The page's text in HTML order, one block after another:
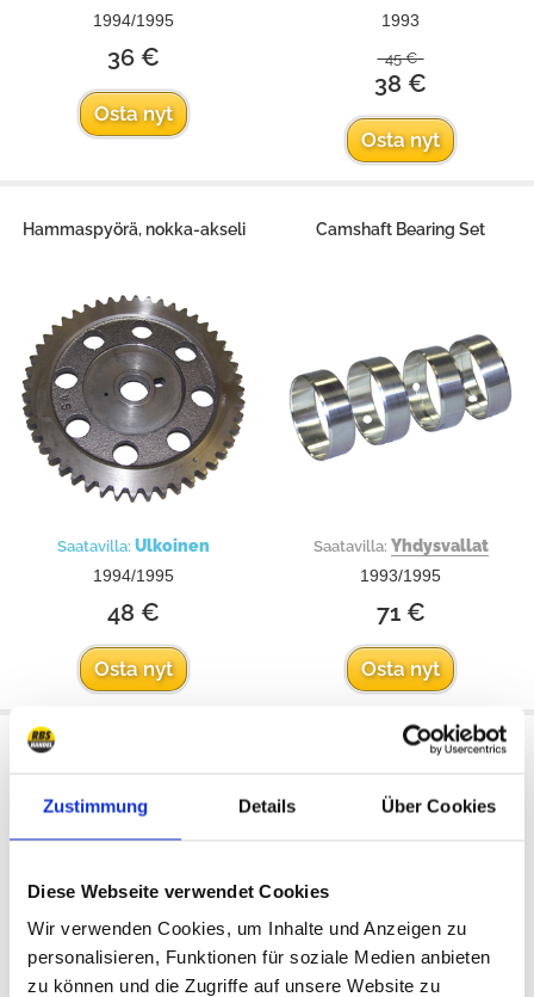
Zustimmung Details Über Cookies
Diese Webseite verwendet Cookies
Wir verwenden Cookies, um Inhalte und Anzeigen zu
personalisieren, Funktionen für soziale Medien anbieten
zu können und die Zugriffe auf unsere Website zu
1994/1995
36 €
Osta nyt
1993
45 €
38 €
Osta nyt
Hammaspyörä, nokka-akseli
Saatavilla: Ulkoinen
1994/1995
48 €
Osta nyt
Camshaft Bearing Set
Saatavilla: Yhdysvallat
1993/1995
71 €
Osta nyt
Suojakansi, jakopää